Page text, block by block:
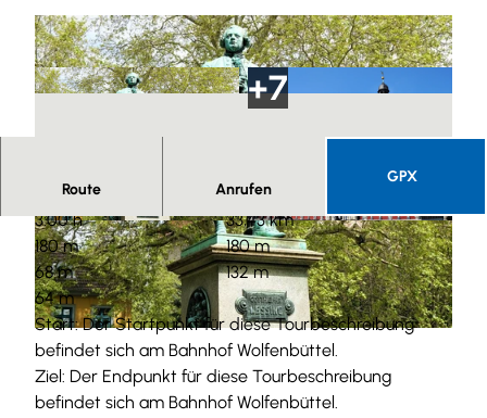
© Thomas Kempernolte, Elm-Freizeit, Allianz für die Region GmbH |
© Thomas Kempernolte, Elm-Freizeit, Allianz fü
r die Region GmbH |CC-BY-SA
© Thomas Kempernolte, Elm-Freizeit, Allianz fü
r die Region GmbH |CC-BY-SA
Route Anrufen
GPX
3:00 h
33,43 km
180 m
180 m
68 m
132 m
64 m
Start: Der Startpunkt für diese Tourbeschreibung
befindet sich am Bahnhof Wolfenbüttel.
Ziel: Der Endpunkt für diese Tourbeschreibung
befindet sich am Bahnhof Wolfenbüttel.